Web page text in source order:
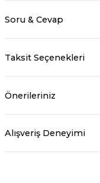
Soru & Cevap
Taksit Seçenekleri
Önerileriniz
Alışveriş Deneyimi